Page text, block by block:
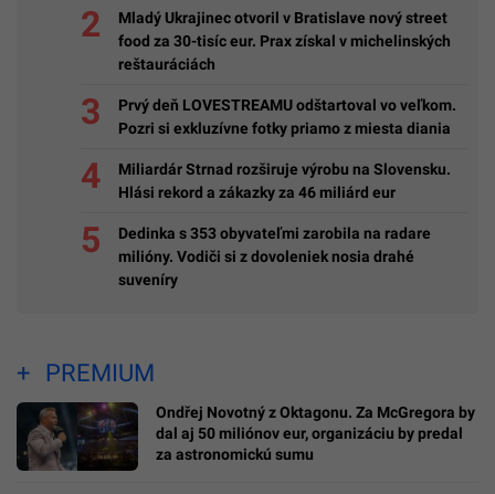
Mladý Ukrajinec otvoril v Bratislave nový street
food za 30-tisíc eur. Prax získal v michelinských
reštauráciách
Prvý deň LOVESTREAMU odštartoval vo veľkom.
Pozri si exkluzívne fotky priamo z miesta diania
Miliardár Strnad rozširuje výrobu na Slovensku.
Hlási rekord a zákazky za 46 miliárd eur
Dedinka s 353 obyvateľmi zarobila na radare
milióny. Vodiči si z dovoleniek nosia drahé
suveníry
PREMIUM
Ondřej Novotný z Oktagonu. Za McGregora by
dal aj 50 miliónov eur, organizáciu by predal
za astronomickú sumu